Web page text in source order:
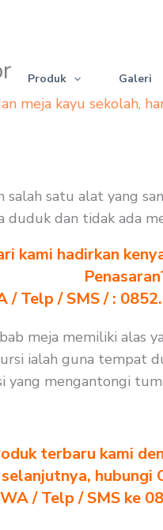
Produk Galeri
meja kayu sekolah,
satu alat yang
dan tidak ada
kami hadirkan
/ Telp / SMS / :
meja memiliki alas
ialah guna tempat
yang mengantongi
terbaru kami
hubungi
/ Telp / SMS ke